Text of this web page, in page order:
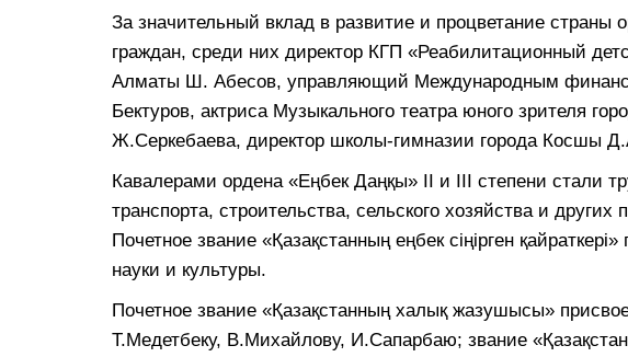
За значительный вклад в развитие и процветание страны
граждан, среди них директор КГП «Реабилитационный
Алматы Ш. Абесов, управляющий Международным
Бектуров, актриса Музыкального театра юного зрителя
Ж.Серкебаева, директор школы-гимназии города Косшы
Кавалерами ордена «Еңбек Даңқы» ІІ и ІІІ степени стали
транспорта, строительства, сельского хозяйства и других
Почетное звание «Қазақстанның еңбек сіңірген
науки и культуры.
Почетное звание «Қазақстанның халық жазушысы»
Т.Медетбеку, В.Михайлову, И.Сапарбаю; звание